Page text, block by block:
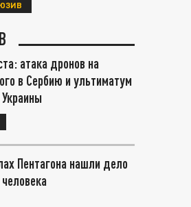
атака дронов на
в Сербию и ультиматум
Пентагона нашли дело